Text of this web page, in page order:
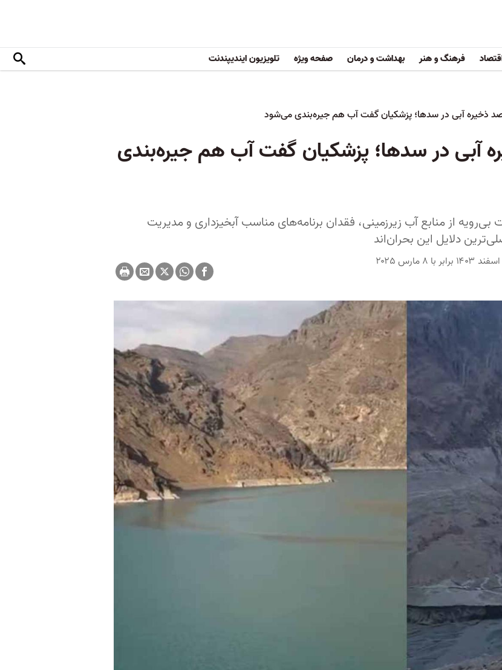
فرهنگ و هنر بهداشت و درمان صفحه ویژه تلویزیون ایندیپندنت
۶ درصد ذخیره آبی در سدها؛ پزشکیان گفت آب هم جیره‌بندی
از منابع آب زیرزمینی، فقدان برنامه‌های مناسب آبخیزداری و مدیریت
دلایل این بحران‌اند
شنبه ۱۸ اسفند ۱۴۰۳ برابر با ۸ مارس ۲۰۲۵